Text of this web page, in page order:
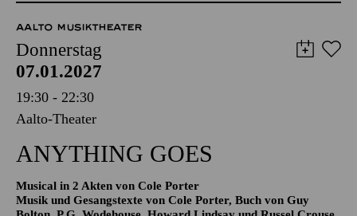
12,00€
AALTO MUSIKTHEATER
Donnerstag
07.01.2027
19:30 - 22:30
ANYTHING GOES